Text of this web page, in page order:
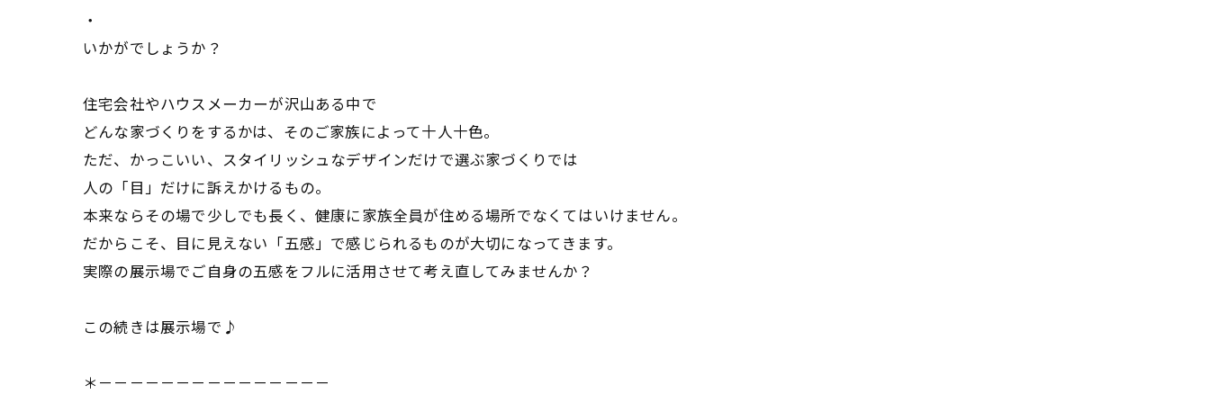
・
いかがでしょうか？
住宅会社やハウスメーカーが沢山ある中で
どんな家づくりをするかは、そのご家族によって十人十色。
ただ、かっこいい、スタイリッシュなデザインだけで選ぶ家づくりでは
人の「目」だけに訴えかけるもの。
本来ならその場で少しでも長く、健康に家族全員が住める場所でなくてはいけません。
だからこそ、目に見えない「五感」で感じられるものが大切になってきます。
実際の展示場でご自身の五感をフルに活用させて考え直してみませんか？
この続きは展示場で♪
＊－－－－－－－－－－－－－－－